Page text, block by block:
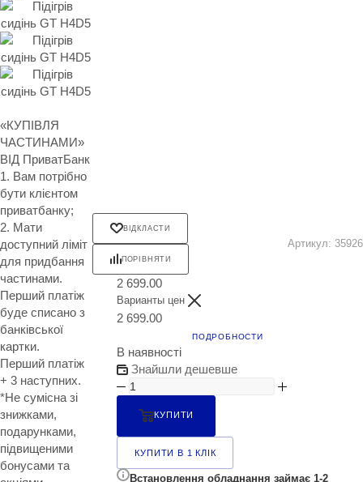
«КУПІВЛЯ
ЧАСТИНАМИ»
ВІД ПриватБанк
1. Вам потрібно
бути клієнтом
приватбанку;
2. Мати
доступний ліміт
для придбання
частинами.
Перший платіж
буде списано з
банківської
картки.
Перший платіж
+ 3 наступних.
*Не сумісна зі
знижками,
подарунками,
підвищеними
бонусами та
ВІДКЛАСТИ
ПОРІВНЯТИ
Артикул: 35926
2 699.00
Варианты цен
2 699.00
ПОДРОБНОСТИ
В наявності
Знайшли дешевше
КУПИТИ
КУПИТИ В 1 КЛІК
Встановлення обладнання займає 1-2